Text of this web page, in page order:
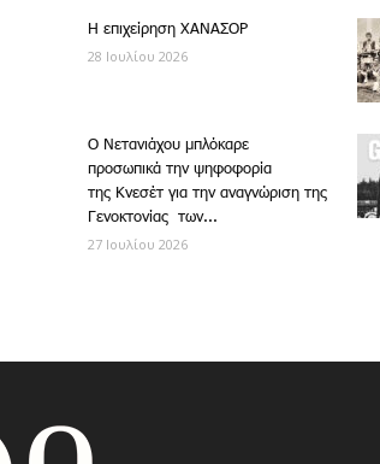
Η επιχείρηση ΧΑΝΑΣΟΡ
28 Ιουλίου 2026
Ο Νετανιάχου μπλόκαρε
προσωπικά την ψηφοφορία
της Κνεσέτ για την αναγνώριση της
Γενοκτονίας των...
27 Ιουλίου 2026